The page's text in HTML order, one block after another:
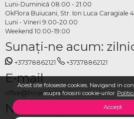
Acest site foloseste cookies. Navigand in
asupra folosirii cookie-urilor.
Accept
Luni-Duminică 08:00 - 21:00
OkFlora Buiucani, Str. Ion Luca Caragiale
Luni - Vineri 9:00-20:00
Weekend 10:00-19:00
Sunaţi-ne acum:
+37378862121 +37378862121
E-mail
office@livrareflori.md
Ne puteți contacta: